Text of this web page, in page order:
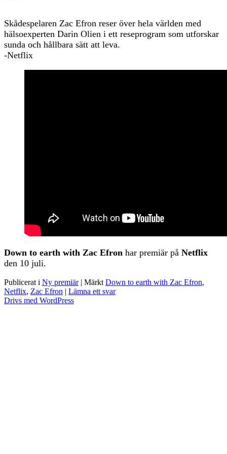
Skådespelaren Zac Efron reser över hela världen med
hälsoexperten Darin Olien i ett reseprogram som utforskar
sunda och hållbara sätt att leva.
-Netflix
Down to earth with Zac Efron har premiär på Netflix
den 10 juli.
Publicerat i Ny premiär | Märkt Down to earth with Zac Efron,
Netflix, Zac Efron | Lämna ett svar
Drivs med WordPress